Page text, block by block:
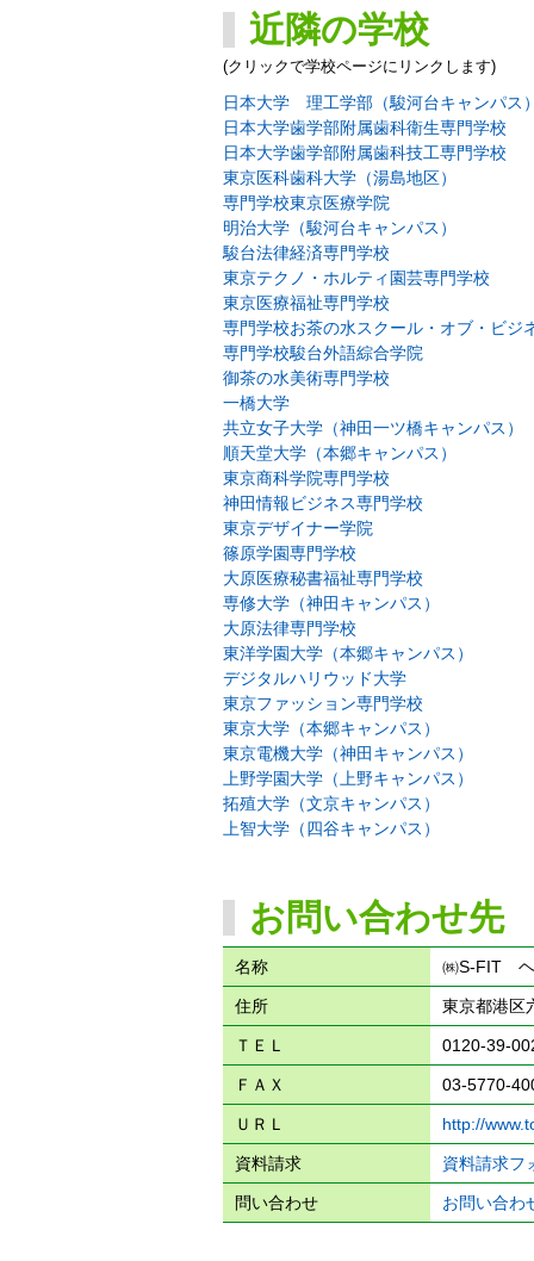
近隣の学校
(クリックで学校ページにリンクします)
日本大学 理工学部（駿河台キャンパス
日本大学歯学部附属歯科衛生専門学校
日本大学歯学部附属歯科技工専門学校
東京医科歯科大学（湯島地区）
専門学校東京医療学院
明治大学（駿河台キャンパス）
駿台法律経済専門学校
東京テクノ・ホルティ園芸専門学校
東京医療福祉専門学校
専門学校お茶の水スクール・オブ・ビジ
専門学校駿台外語綜合学院
御茶の水美術専門学校
一橋大学
共立女子大学（神田一ツ橋キャンパス）
順天堂大学（本郷キャンパス）
東京商科学院専門学校
神田情報ビジネス専門学校
東京デザイナー学院
篠原学園専門学校
大原医療秘書福祉専門学校
専修大学（神田キャンパス）
大原法律専門学校
東洋学園大学（本郷キャンパス）
デジタルハリウッド大学
東京ファッション専門学校
東京大学（本郷キャンパス）
東京電機大学（神田キャンパス）
上野学園大学（上野キャンパス）
拓殖大学（文京キャンパス）
上智大学（四谷キャンパス）
お問い合わせ先
名称 ㈱S-FIT ヘ
住所 東京都港
ＴＥＬ 0120-39-
ＦＡＸ 03-5770-
ＵＲＬ http://
資料請求 資料請求フ
問い合わせ お問い合わ